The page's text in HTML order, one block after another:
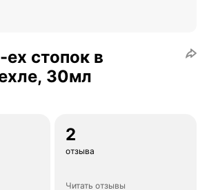
стопок в
30мл
2
отзыва
Читать отзывы